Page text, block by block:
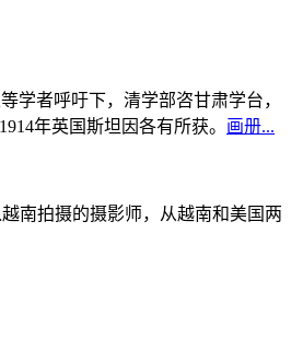
学者呼吁下，清学部咨甘肃学台，
年英国斯坦因各有所获。 画册...
南拍摄的摄影师，从越南和美国两